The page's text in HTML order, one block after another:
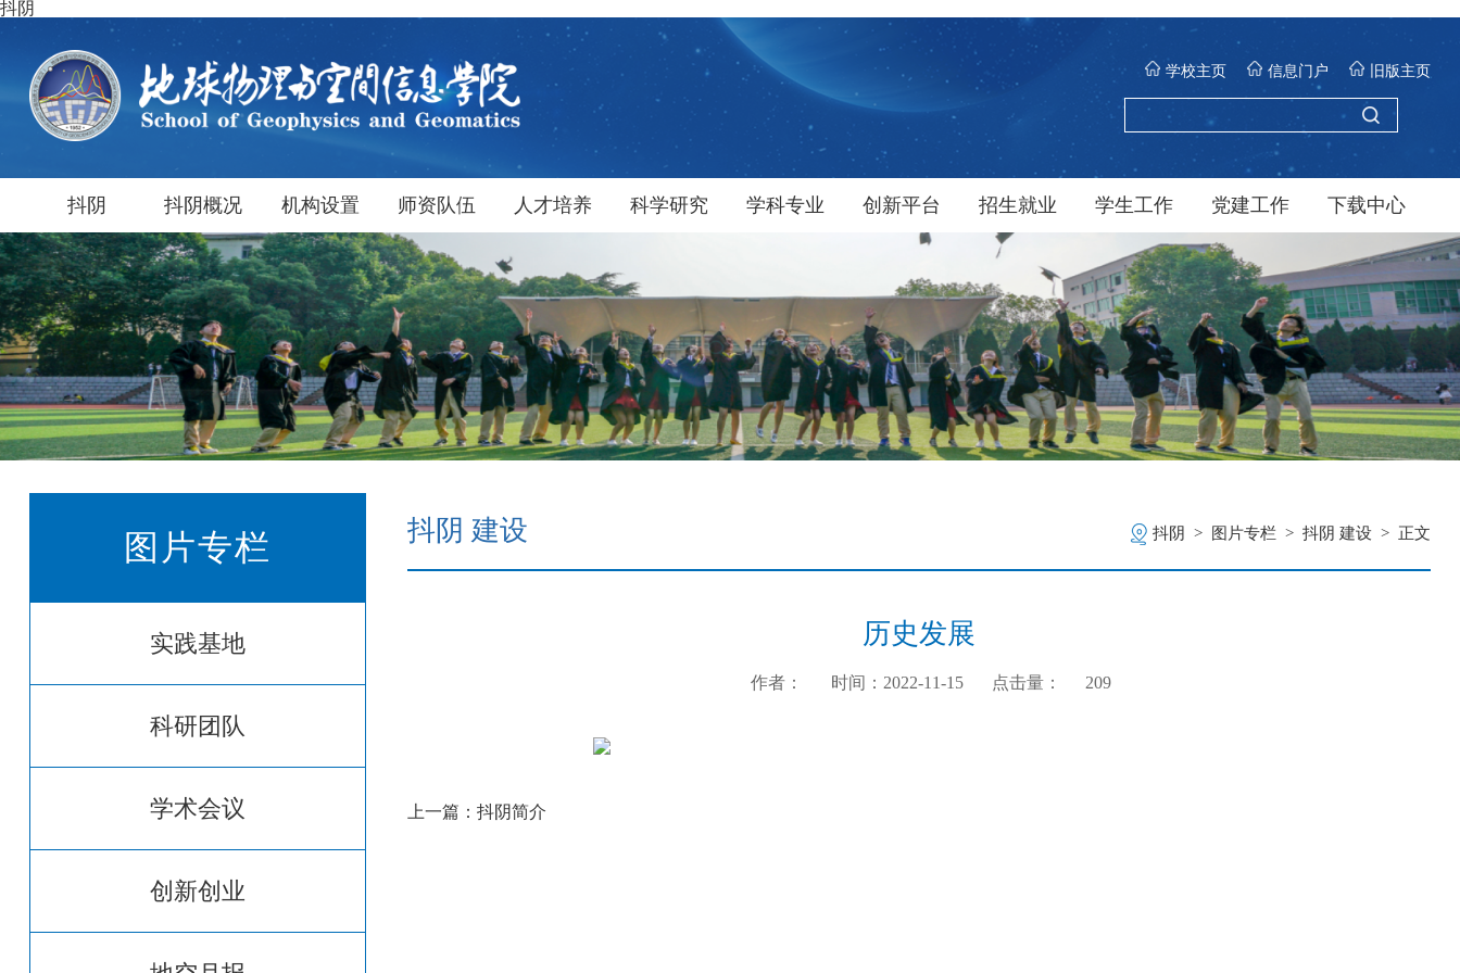
抖阴
学校主页 信息门户 旧版主页
抖阴 抖阴概况 机构设置 师资队伍 人才培养 科学研究 学科专业 创新平台 招生就业 学生工作 党建工作 下载中心
图片专栏
实践基地
科研团队
学术会议
创新创业
抖阴 建设 抖阴 > 图片专栏 > 抖阴 建设 > 正文
历史发展
作者： 时间：2022-11-15 点击量： 209
上一篇：抖阴简介